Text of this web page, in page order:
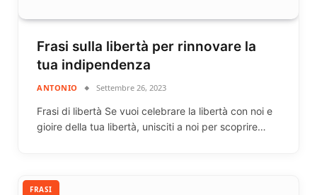
Frasi sulla libertà per rinnovare la
tua indipendenza
ANTONIO Settembre 26, 2023
Frasi di libertà Se vuoi celebrare la libertà con noi e
gioire della tua libertà, unisciti a noi per scoprire…
FRASI